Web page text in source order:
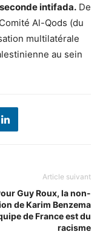
intifada. De
Al-Qods (du
multilatérale
au sein
Article suivant
Guy Roux, la non-
de Karim Benzema
de France est du
racisme